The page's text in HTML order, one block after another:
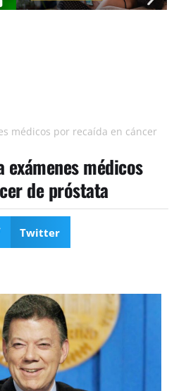
médicos por recaída en cáncer
exámenes médicos
de próstata
Twitter